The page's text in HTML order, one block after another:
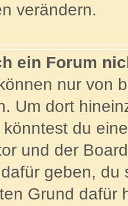
verändern.
ein Forum
nur von
Um dort
du
und der
geben,
Grund dafür